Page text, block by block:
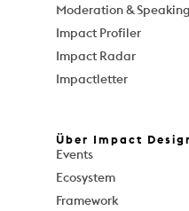
Moderation & Speaking
Impact Profiler
Impact Radar
Impactletter
Über Impact
Events
Ecosystem
Framework